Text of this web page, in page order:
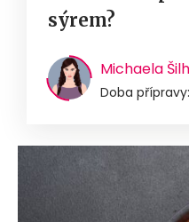
sýrem?
Michaela
Doba